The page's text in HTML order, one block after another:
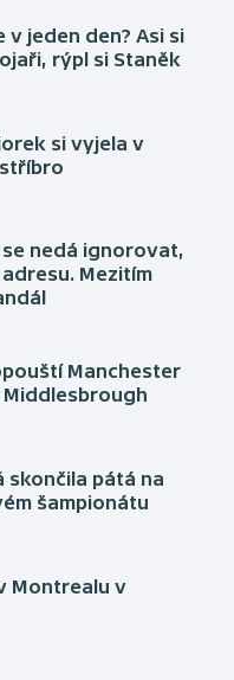
v jeden den? Asi si
rýpl si Staněk
si vyjela v
nedá ignorovat,
Mezitím
Manchester
skončila pátá na
šampionátu
Montrealu v